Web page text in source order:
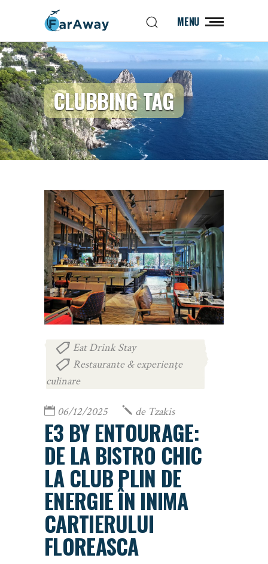
MENU
CLUBBING TAG
Eat Drink Stay
Restaurante & experiențe
culinare
06/12/2025 de Tzakis
E3 BY ENTOURAGE:
DE LA BISTRO CHIC
LA CLUB PLIN DE
ENERGIE ÎN INIMA
CARTIERULUI
FLOREASCA